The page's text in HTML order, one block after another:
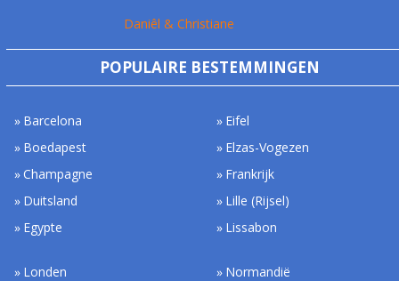
Daniêl & Christiane
POPULAIRE BESTEMMINGEN
Barcelona
Boedapest
Champagne
Duitsland
Egypte
Eifel
Elzas-Vogezen
Frankrijk
Lille (Rijsel)
Lissabon
Londen
Normandië